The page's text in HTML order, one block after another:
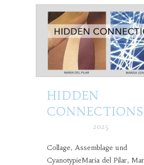
HIDDEN
CONNECTIONS
2025
Collage, Assemblage und
CyanotypieMaria del Pilar,